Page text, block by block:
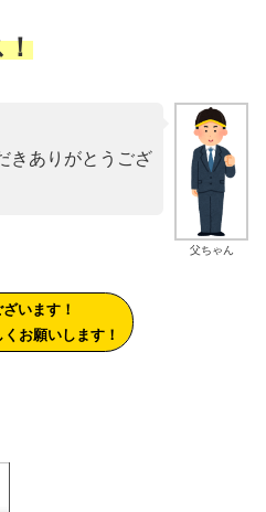
！
父ちゃん
きありがとうござ
います！
お願いします！